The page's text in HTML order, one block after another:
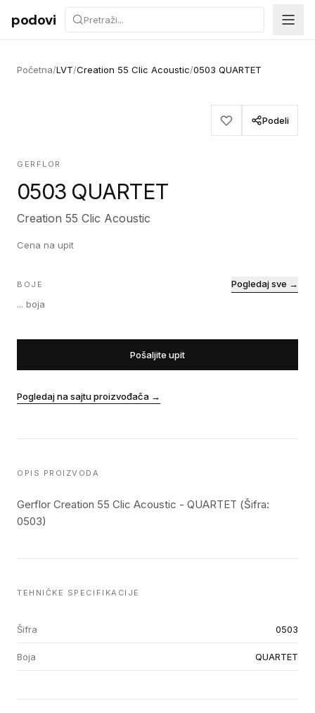
Preskoči na sadržaj
podovi
Početna/LVT/Creation 55 Clic Acoustic/0503 QUARTET
Podeli
GERFLOR
0503 QUARTET
Creation 55 Clic Acoustic
Cena na upit
BOJE
... boja
Pogledaj sve →
Pošaljite upit
Pogledaj na sajtu proizvođača →
OPIS PROIZVODA
Gerflor Creation 55 Clic Acoustic - QUARTET (Šifra:
0503)
TEHNIČKE SPECIFIKACIJE
Šifra 0503
Boja QUARTET